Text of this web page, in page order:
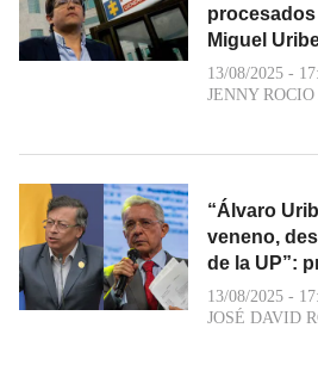
Miguel
13/08/2025 -
JENNY
“Álvaro
veneno,
de la UP”:
13/08/2025 -
JOSÉ DAVID